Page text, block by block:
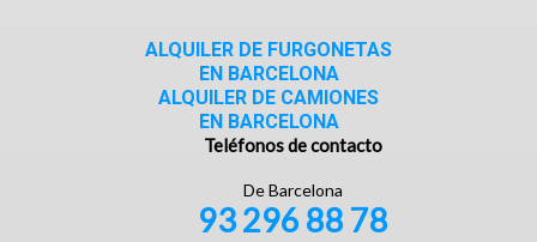
ALQUILER DE FURGONETAS
EN BARCELONA
ALQUILER DE CAMIONES
EN BARCELONA
Teléfonos de contacto
De Barcelona
93 296 88 78